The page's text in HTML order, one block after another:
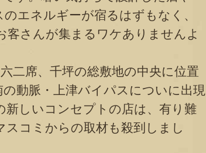
エネルギーが宿るはずもなく、
さんが集まるワケありませんよ
二席、千坪の総敷地の中央に位置
動脈・上津バイパスについに出現
新しいコンセプトの店は、有り難
スコミからの取材も殺到しまし